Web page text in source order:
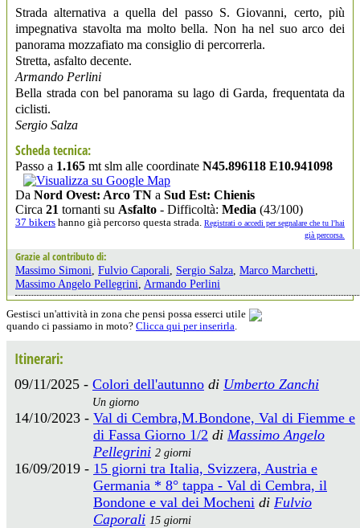
Strada alternativa a quella del passo S. Giovanni, certo, più
impegnativa stavolta ma molto bella. Non ha nel suo arco dei
panorama mozzafiato ma consiglio di percorrerla.
Stretta, asfalto decente.
Armando Perlini
Bella strada con bel panorama su lago di Garda, frequentata da
ciclisti.
Sergio Salza
Scheda tecnica:
Passo a 1.165 mt slm alle coordinate N45.896118 E10.941098
Da Nord Ovest: Arco TN a Sud Est: Chienis
Circa 21 tornanti su Asfalto - Difficoltà: Media (43/100)
37 bikers hanno già percorso questa strada. Registrati o accedi per segnalare che tu l'hai
già percorsa.
Grazie al contributo di:
Massimo Simoni Fulvio Caporali Sergio Salza Marco Marchetti
Massimo Angelo Pellegrini Armando Perlini
Gestisci un'attività in zona che pensi possa esserci utile
quando ci passiamo in moto? Clicca qui per inserirla.
Itinerari:
09/11/2025 - Colori dell'autunno di Umberto Zanchi
Un giorno
14/10/2023 - Val di Cembra,M.Bondone, Val di Fiemme e
di Fassa Giorno 1/2 di Massimo Angelo
Pellegrini 2 giorni
16/09/2019 - 15 giorni tra Italia, Svizzera, Austria e
Germania * 8° tappa - Val di Cembra, il
Bondone e val dei Mocheni di Fulvio
Caporali 15 giorni